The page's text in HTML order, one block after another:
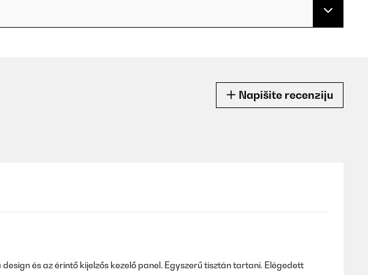
Napišite recenziju
és az érintő kijelzős kezelő panel. Egyszerű tisztán tartani. Elégedett